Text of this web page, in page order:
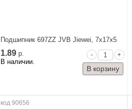
Подшипник 697ZZ JVB Jiewei, 7x17x5
1.89 р.
В наличии.
- +
код 90656